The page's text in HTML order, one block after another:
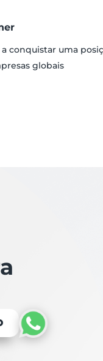
conquistar uma
globais